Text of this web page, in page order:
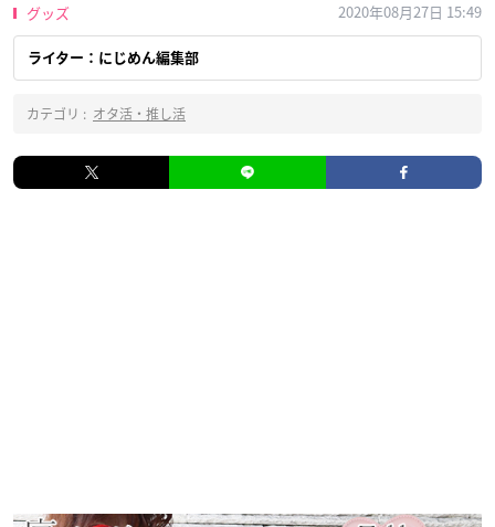
グッズ 2020年08月27日 15:49
ライター：にじめん編集部
カテゴリ : オタ活・推し活